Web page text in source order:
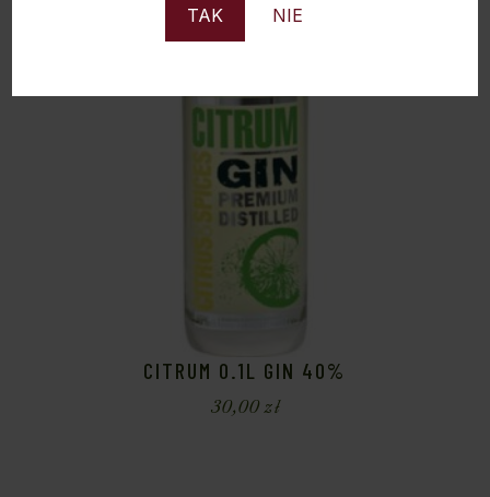
TAK NIE
CITRUM 0.1L GIN 40%
30,00zł